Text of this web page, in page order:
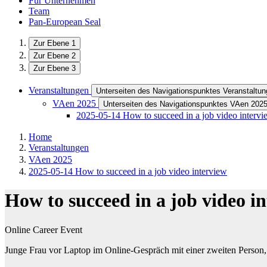
Team
Pan-European Seal
Zur Ebene 1
Zur Ebene 2
Zur Ebene 3
Veranstaltungen Unterseiten des Navigationspunktes
VAen 2025 Unterseiten des Navigationspunktes VAen 2025
2025-05-14 How to succeed in a job video
Home
Veranstaltungen
VAen 2025
2025-05-14 How to succeed in a job video interview
How to succeed in a job video
Online Career Event
Junge Frau vor Laptop im Online-Gespräch mit einer zweiten